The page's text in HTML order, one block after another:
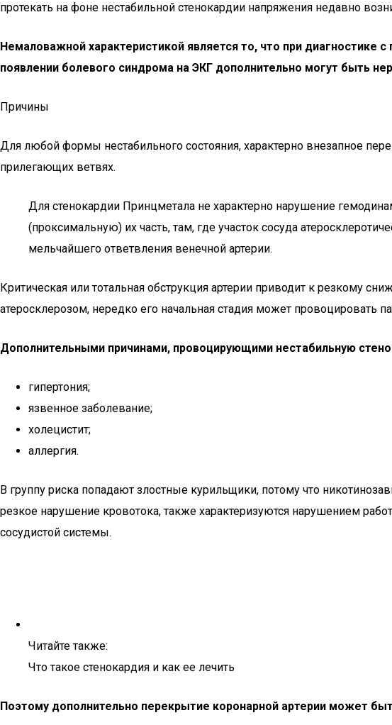
протекать на фоне нестабильной стенокардии напряжения недавно
Немаловажной характеристикой является то, что при
появлении болевого синдрома на ЭКГ дополнительно могут быть
Причины
Для любой формы нестабильного состояния, характерно внезапное
прилегающих ветвях.
Для стенокардии Принцметала не характерно нарушение
(проксимальную) их часть, там, где участок сосуда
мельчайшего ответвления венечной артерии.
Критическая или тотальная обструкция артерии приводит к резкому
атеросклерозом, нередко его начальная стадия может провоцировать
Дополнительными причинами, провоцирующими нестабильную
гипертония;
язвенное заболевание;
холецистит;
аллергия.
В группу риска попадают злостные курильщики, потому что
резкое нарушение кровотока, также характеризуются нарушением
сосудистой системы.
Читайте также:
Что такое стенокардия и как ее лечить
Поэтому дополнительно перекрытие коронарной артерии может